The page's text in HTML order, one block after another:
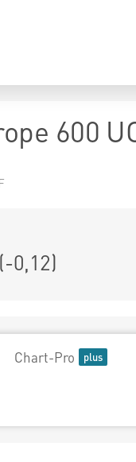
600
(-0,12)
Chart-Pro